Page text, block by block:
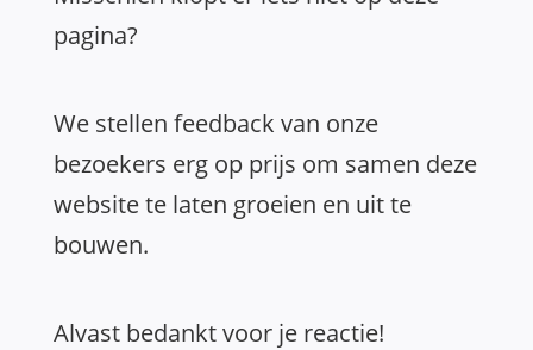
pagina?
We stellen feedback van onze
bezoekers erg op prijs om samen deze
website te laten groeien en uit te
bouwen.
Alvast bedankt voor je reactie!